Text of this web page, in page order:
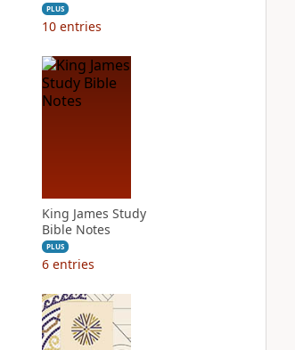
PLUS
10 entries
King James Study
Bible Notes
PLUS
6 entries